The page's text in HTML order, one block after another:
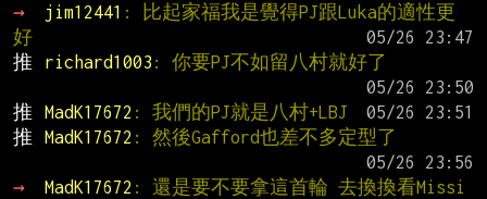
→
jim12441 : 比起家福我是覺得PJ跟Luka的適性更
好
推
richard1003 : 你要PJ不如留八村就好了
推
MadK17672 : 我們的PJ就是八村+LBJ
推
MadK17672 : 然後Gafford也差不多定型了
→
MadK17672 : 還是要不要拿這首輪 去換換看Missi